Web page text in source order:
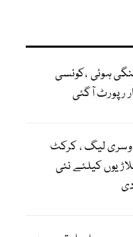
ہوئی ،کونسی
رپورٹ آگئی
لیگ ، کرکٹ
کیلئے نئی